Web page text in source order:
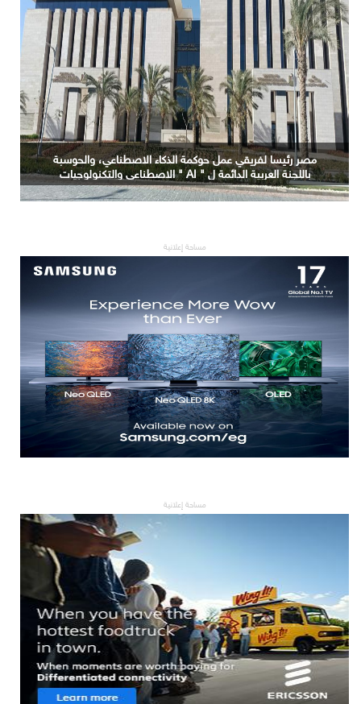
التعليم العالي: جامعة الدلتا التكنولوجية تحصد المركز الأول
في المؤتمر العلمي الدولي السادس للاتصالات بمشروع
يوظف الذكاء الاصطناعي لتطوير صناعة الكتان
مساحة إعلانية
مساحة إعلانية